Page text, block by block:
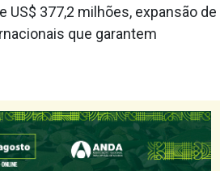
US$ 377,2 milhões, expansão de
que garantem